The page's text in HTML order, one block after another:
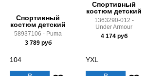
Спортивный
костюм детский
58937106 - Puma
3 789руб
104
Спортивный
костюм детский
1363290-012 -
Under Armour
4 174руб
YXL